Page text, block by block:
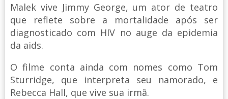
Malek vive Jimmy George, um ator de teatro
que reflete sobre a mortalidade após ser
diagnosticado com HIV no auge da epidemia
da aids.
O filme conta ainda com nomes como Tom
Sturridge, que interpreta seu namorado, e
Rebecca Hall, que vive sua irmã.